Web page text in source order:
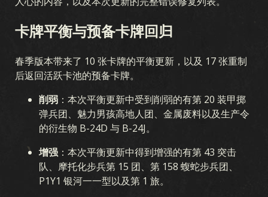
卡牌平衡与预备卡牌回归
春季版本带来了 10 张卡牌的平衡更新，以及 17 张重制
后返回活跃卡池的预备卡牌。
削弱 ：本次平衡更新中受到削弱的有第 20 装甲掷
弹兵团、魅力男孩高地人团、金属废料以及生产令
的衍生物 B-24D 与 B-24J。
增强 ：本次平衡更新中得到增强的有第 43 突击
队、摩托化步兵第 15 团、第 158 蝮蛇步兵团、
P1Y1 银河一一型以及第 1 旅。